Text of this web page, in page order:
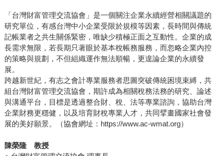
「台灣財富管理交流協會」是一個關注企業永續經營相關議題的
研究單位，有感台灣中小企業受限於規模等因素，長時間與傳統
記帳業者之共生關係緊密，唯缺少積極正面之互動性。企業的成
長需求無限，若長期只著眼於基本稅帳務服務，而忽略企業內控
的策略與規劃，不但組織運作無法順暢，更遑論企業的永續發
展。
跨越新世紀，有志之會計專業服務者思圖突破傳統困境束縛，共
組台灣財富管理交流協會，期許成為相關稅務法務的研究、論述
與溝通平台，目標是透過整合財、稅、法等專業諮詢，協助台灣
企業財務更穩健，以及培育財稅專業人才，共同擘畫國家社會發
展的美好願景。（協會網址：https://www.ac-wmat.org）
陳榮隆 教授